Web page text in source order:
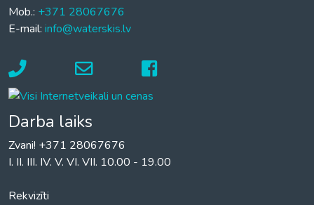
Mob.: +371 28067676
E-mail: info@waterskis.lv
Darba laiks
Zvani! +371 28067676
I. II. III. IV. V. VI. VII. 10.00 - 19.00
Rekvizīti